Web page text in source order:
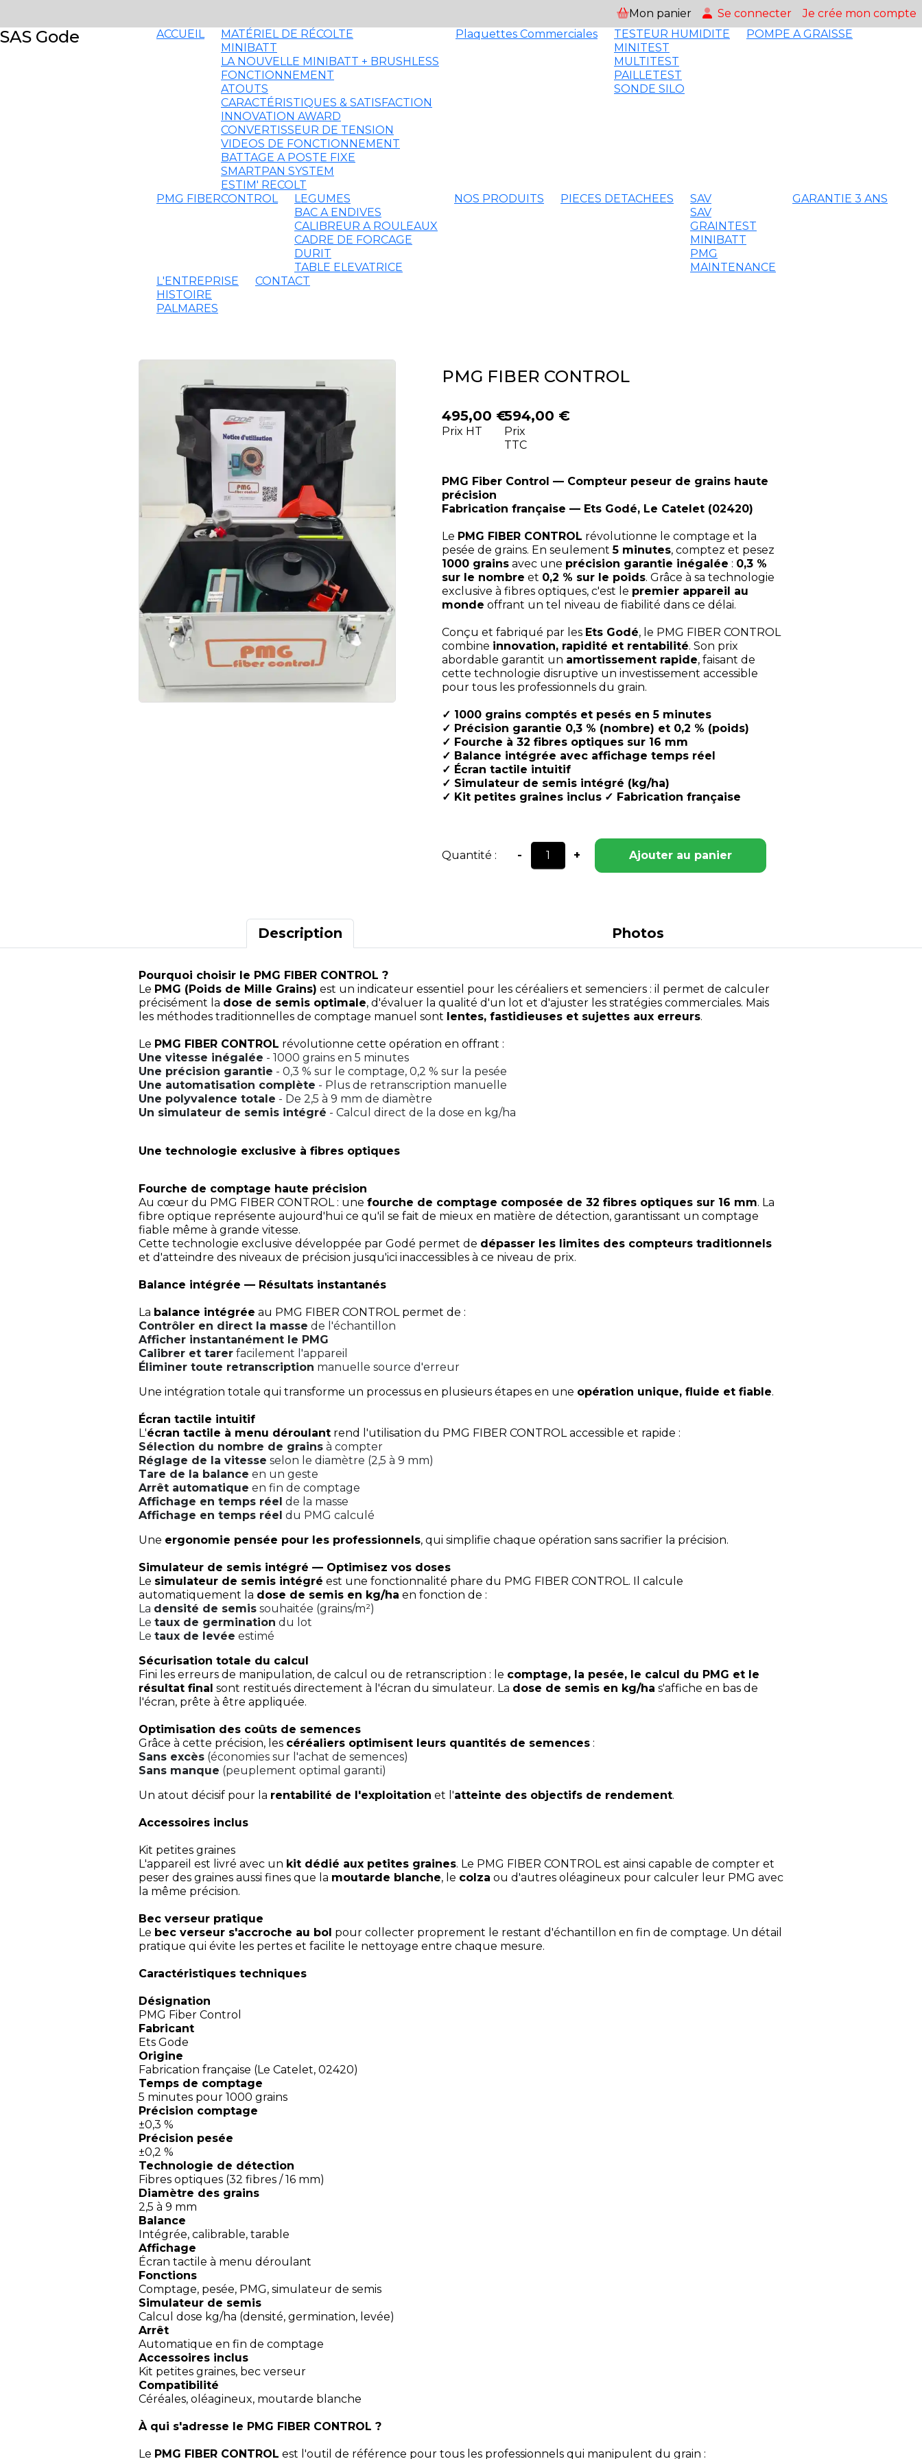
Mon panier Se connecter Je crée mon compte
SAS Gode ACCUEIL
MATÉRIEL DE RÉCOLTE
MINIBATT
LA NOUVELLE MINIBATT + BRUSHLESS
FONCTIONNEMENT
ATOUTS
CARACTÉRISTIQUES & SATISFACTION
INNOVATION AWARD
CONVERTISSEUR DE TENSION
VIDEOS DE FONCTIONNEMENT
BATTAGE A POSTE FIXE
SMARTPAN SYSTEM
ESTIM' RECOLT
Plaquettes Commerciales
TESTEUR HUMIDITE
MINITEST
MULTITEST
PAILLETEST
SONDE SILO
POMPE A GRAISSE
PMG FIBERCONTROL
LEGUMES
BAC A ENDIVES
CALIBREUR A ROULEAUX
CADRE DE FORCAGE
DURIT
TABLE ELEVATRICE
NOS PRODUITS PIECES DETACHEES
SAV
SAV
GRAINTEST
MINIBATT
PMG
MAINTENANCE
GARANTIE 3 ANS
L'ENTREPRISE
HISTOIRE
PALMARES
CONTACT
PMG FIBER CONTROL
495,00 €
Prix HT
594,00 €
Prix
TTC
PMG Fiber Control — Compteur peseur de grains haute
précision
Fabrication française — Ets Godé, Le Catelet (02420)
Le PMG FIBER CONTROL révolutionne le comptage et la
pesée de grains. En seulement5 minutes, comptez et pesez
1000 grainsavec une précision garantie inégalée : 0,3 %
sur le nombre et 0,2 % sur le poids. Grâce à sa technologie
exclusive à fibres optiques, c'est le premier appareil au
monde offrant un tel niveau de fiabilité dans ce délai.
Conçu et fabriqué par les Ets Godé, le PMG FIBER CONTROL
combine innovation, rapidité et rentabilité. Son prix
abordable garantit un amortissement rapide, faisant de
cette technologie disruptive un investissement accessible
pour tous les professionnels du grain.
✓ 1000 grains comptés et pesés en 5 minutes
✓ Précision garantie 0,3 % (nombre) et 0,2 % (poids)
✓ Fourche à 32 fibres optiques sur 16 mm
✓ Balance intégrée avec affichage temps réel
✓ Écran tactile intuitif
✓ Simulateur de semis intégré (kg/ha)
✓ Kit petites graines inclus ✓ Fabrication française
Quantité : - + Ajouter au panier
Description Photos
Pourquoi choisir le PMG FIBER CONTROL ?
Le PMG (Poids de Mille Grains) est un indicateur essentiel pour les céréaliers et semenciers : il permet de calculer
précisément la dose de semis optimale, d'évaluer la qualité d'un lot et d'ajuster les stratégies commerciales. Mais
les méthodes traditionnelles de comptage manuel sont lentes, fastidieuses et sujettes aux erreurs.
Le PMG FIBER CONTROL révolutionne cette opération en offrant :
Une vitesse inégalée - 1000 grains en 5 minutes
Une précision garantie - 0,3 % sur le comptage, 0,2 % sur la pesée
Une automatisation complète - Plus de retranscription manuelle
Une polyvalence totale - De 2,5 à 9 mm de diamètre
Un simulateur de semis intégré - Calcul direct de la dose en kg/ha
Une technologie exclusive à fibres optiques
Fourche de comptage haute précision
Au cœur du PMG FIBER CONTROL : une fourche de comptage composée de 32 fibres optiques sur 16 mm. La
fibre optique représente aujourd'hui ce qu'il se fait de mieux en matière de détection, garantissant un comptage
fiable même à grande vitesse.
Cette technologie exclusive développée par Godé permet de dépasser les limites des compteurs traditionnels
et d'atteindre des niveaux de précision jusqu'ici inaccessibles à ce niveau de prix.
Balance intégrée — Résultats instantanés
La balance intégrée au PMG FIBER CONTROL permet de :
Contrôler en direct la masse de l'échantillon
Afficher instantanément le PMG
Calibrer et tarerfacilement l'appareil
Éliminer toute retranscription manuelle source d'erreur
Une intégration totale qui transforme un processus en plusieurs étapes en une opération unique, fluide et fiable.
Écran tactile intuitif
L'écran tactile à menu déroulantrend l'utilisation du PMG FIBER CONTROL accessible et rapide :
Sélection du nombre de grainsà compter
Réglage de la vitesse selon le diamètre (2,5 à 9 mm)
Tare de la balance en un geste
Arrêt automatique en fin de comptage
Affichage en temps réel de la masse
Affichage en temps réel du PMG calculé
Une ergonomie pensée pour les professionnels, qui simplifie chaque opération sans sacrifier la précision.
Simulateur de semis intégré — Optimisez vos doses
Le simulateur de semis intégré est une fonctionnalité phare du PMG FIBER CONTROL. Il calcule
automatiquement la dose de semis en kg/ha en fonction de :
La densité de semissouhaitée (grains/m²)
Le taux de germination du lot
Le taux de levée estimé
Sécurisation totale du calcul
Fini les erreurs de manipulation, de calcul ou de retranscription : le comptage, la pesée, le calcul du PMG et le
résultat final sont restitués directement à l'écran du simulateur. La dose de semis en kg/ha s'affiche en bas de
l'écran, prête à être appliquée.
Optimisation des coûts de semences
Grâce à cette précision, les céréaliers optimisent leurs quantités de semences:
Sans excès(économies sur l'achat de semences)
Sans manque (peuplement optimal garanti)
Un atout décisif pour la rentabilité de l'exploitation et l'atteinte des objectifs de rendement.
Accessoires inclus
Kit petites graines
L'appareil est livré avec un kit dédié aux petites graines. Le PMG FIBER CONTROL est ainsi capable de compter et
peser des graines aussi fines que la moutarde blanche, le colza ou d'autres oléagineux pour calculer leur PMG avec
la même précision.
Bec verseur pratique
Le bec verseur s'accroche au bol pour collecter proprement le restant d'échantillon en fin de comptage. Un détail
pratique qui évite les pertes et facilite le nettoyage entre chaque mesure.
Caractéristiques techniques
Désignation
PMG Fiber Control
Fabricant
Ets Gode
Origine
Fabrication française (Le Catelet, 02420)
Temps de comptage
5 minutes pour 1000 grains
Précision comptage
±0,3 %
Précision pesée
±0,2 %
Technologie de détection
Fibres optiques (32 fibres / 16 mm)
Diamètre des grains
2,5 à 9 mm
Balance
Intégrée, calibrable, tarable
Affichage
Écran tactile à menu déroulant
Fonctions
Comptage, pesée, PMG, simulateur de semis
Simulateur de semis
Calcul dose kg/ha (densité, germination, levée)
Arrêt
Automatique en fin de comptage
Accessoires inclus
Kit petites graines, bec verseur
Compatibilité
Céréales, oléagineux, moutarde blanche
À qui s'adresse le PMG FIBER CONTROL ?
Le PMG FIBER CONTROL est l'outil de référence pour tous les professionnels qui manipulent du grain :